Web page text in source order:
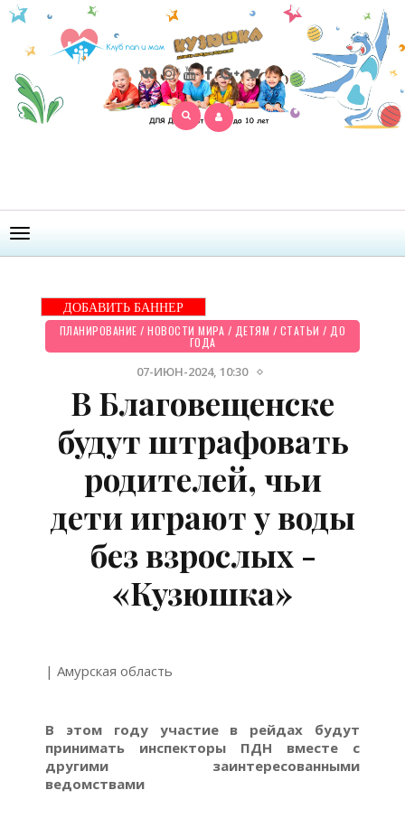
Открыть
меню
ДОБАВИТЬ БАННЕР
ПЛАНИРОВАНИЕ /НОВОСТИ МИРА / ДЕТЯМ / СТАТЬИ / ДО
ГОДА
07-ИЮН-2024, 10:30
В Благовещенске
будут штрафовать
родителей, чьи
дети играют у воды
без взрослых -
«Кузюшка»
| Амурская область
В этом году участие в рейдах будут
принимать инспекторы ПДН вместе с
другими заинтересованными
ведомствами